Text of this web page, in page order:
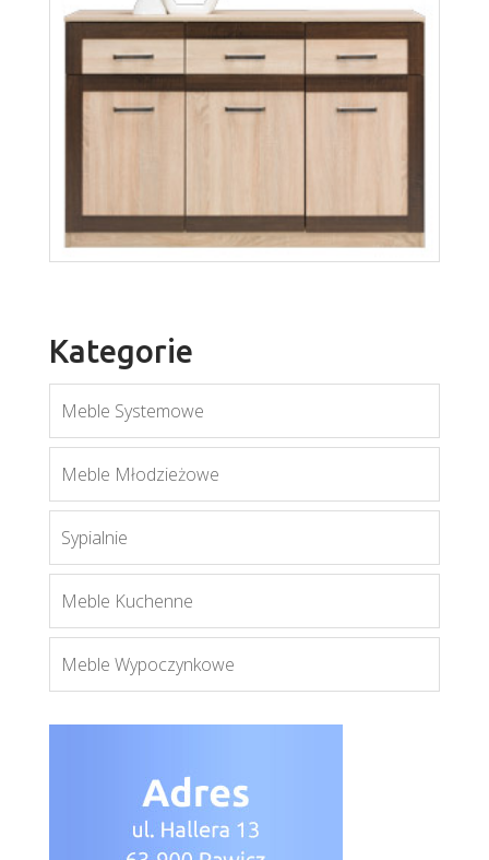
Boss BS1
Więcej
Więcej
Kategorie
Meble Systemowe
Meble Młodzieżowe
Sypialnie
Meble Kuchenne
Meble Wypoczynkowe